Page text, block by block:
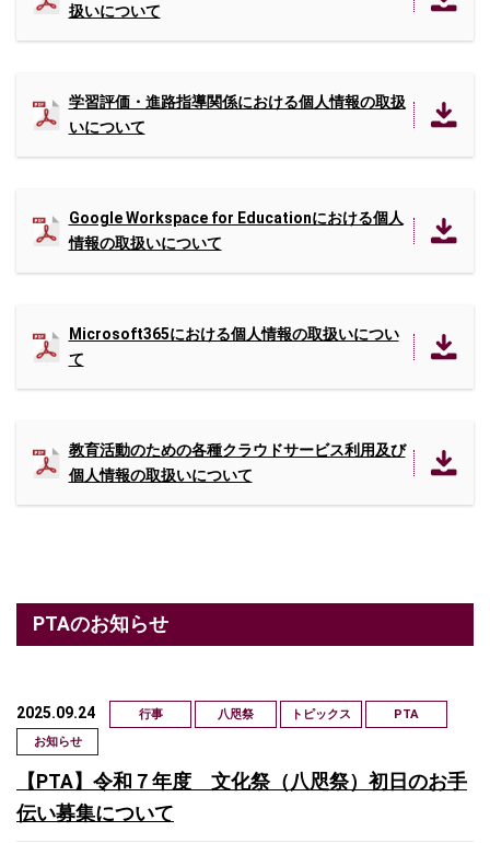
扱いについて
学習評価・進路指導関係における個人情報の取扱
いについて
Google Workspace for Educationにおける個人
情報の取扱いについて
Microsoft365における個人情報の取扱いについ
て
教育活動のための各種クラウドサービス利用及び
個人情報の取扱いについて
PTAのお知らせ
2025.09.24 行事 八咫祭 トピックス
PTA
お知らせ
【PTA】令和７年度 文化祭（八咫祭）初日のお手
伝い募集について